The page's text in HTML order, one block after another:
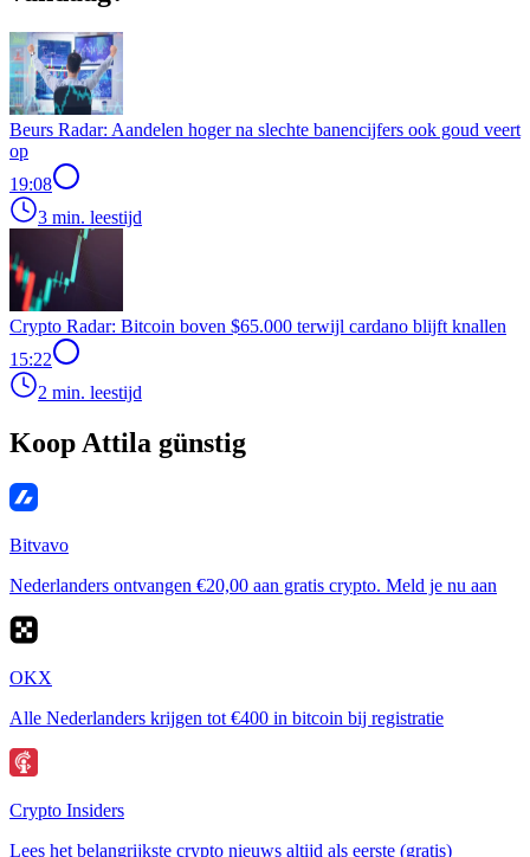
Beurs Radar: Aandelen hoger na slechte banencijfers ook goud veert
op
19:08
3 min. leestijd
Crypto Radar: Bitcoin boven $65.000 terwijl cardano blijft knallen
15:22
2 min. leestijd
Koop Attila günstig
Bitvavo
Nederlanders ontvangen €20,00 aan gratis crypto. Meld je nu aan
OKX
Alle Nederlanders krijgen tot €400 in bitcoin bij registratie
Crypto Insiders
Lees het belangrijkste crypto nieuws altijd als eerste (gratis)